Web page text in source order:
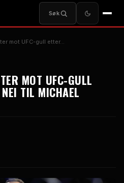
Søk
mot UFC-gull etter…
MOT UFC-GULL
TIL MICHAEL